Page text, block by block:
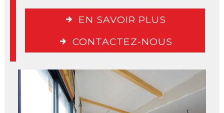
EN SAVOIR PLUS
CONTACTEZ-NOUS